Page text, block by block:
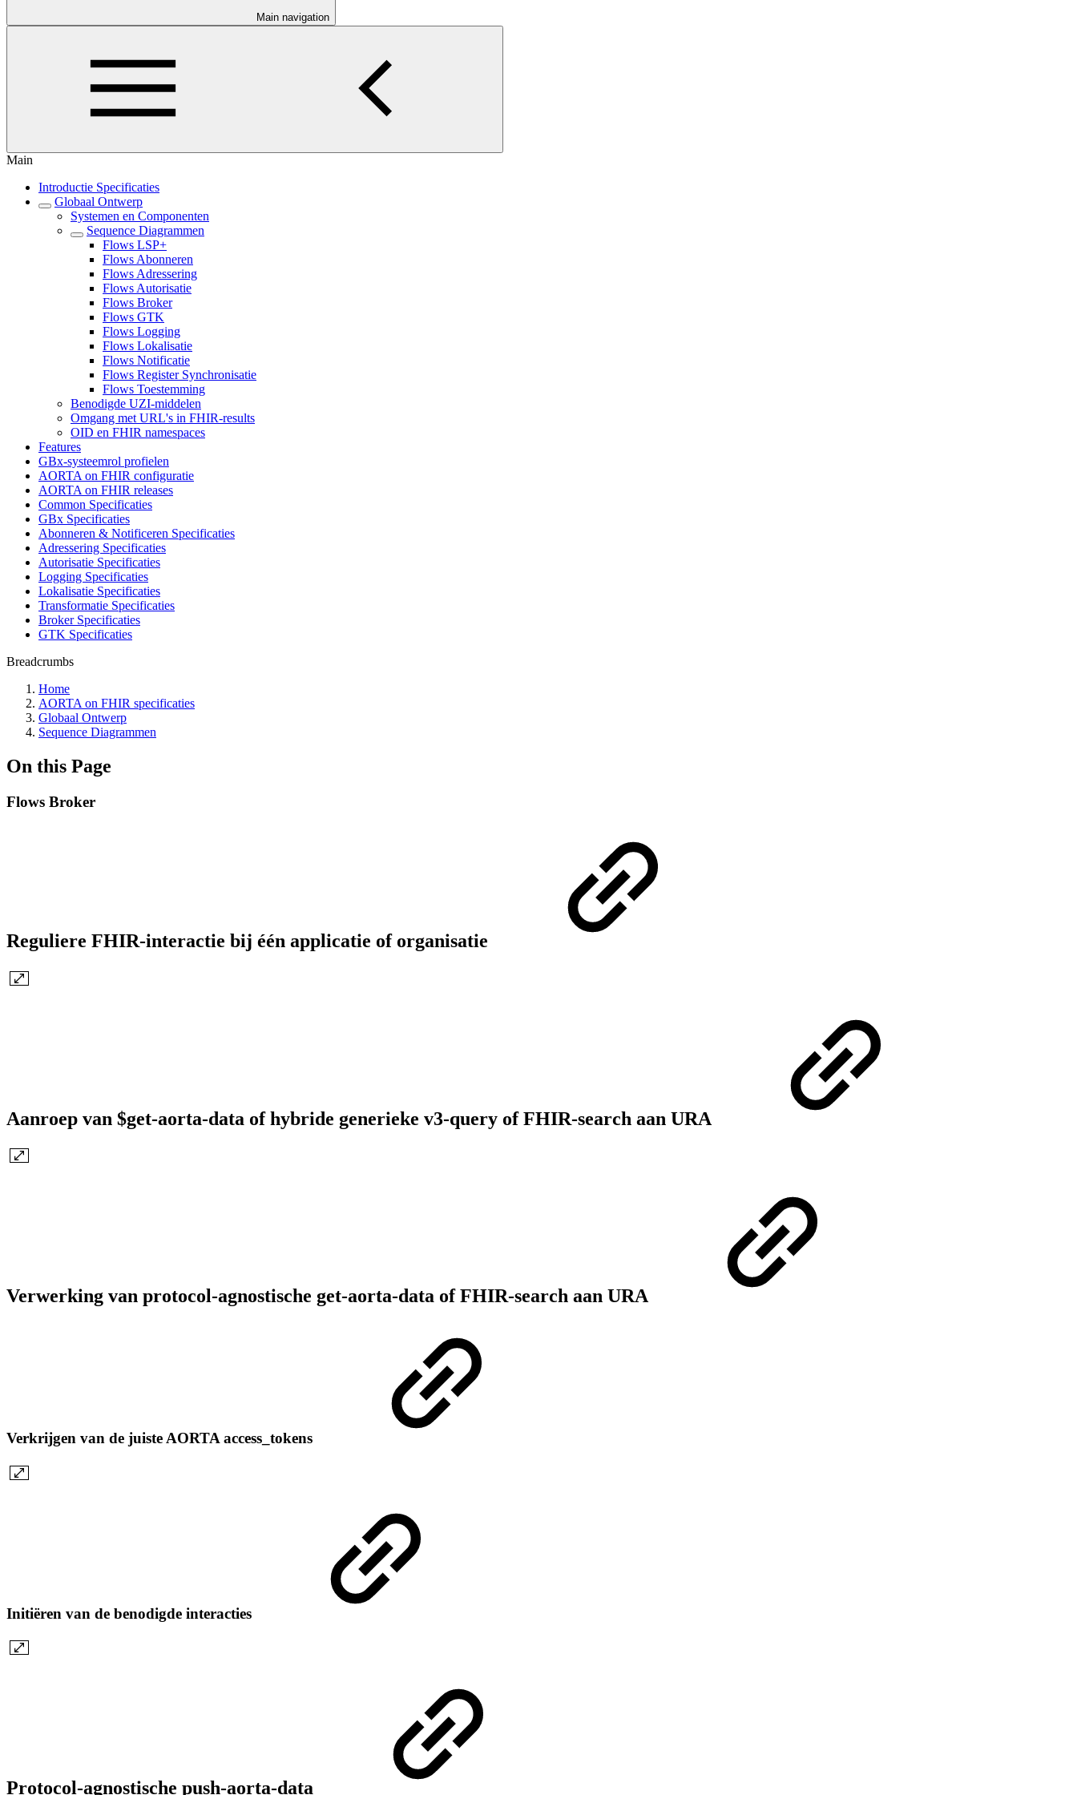
Main navigation
Main
Introductie Specificaties
Globaal Ontwerp
Systemen en Componenten
Sequence Diagrammen
Flows LSP+
Flows Abonneren
Flows Adressering
Flows Autorisatie
Flows Broker
Flows GTK
Flows Logging
Flows Lokalisatie
Flows Notificatie
Flows Register Synchronisatie
Flows Toestemming
Benodigde UZI-middelen
Omgang met URL's in FHIR-results
OID en FHIR namespaces
Features
GBx-systeemrol profielen
AORTA on FHIR configuratie
AORTA on FHIR releases
Common Specificaties
GBx Specificaties
Abonneren & Notificeren Specificaties
Adressering Specificaties
Autorisatie Specificaties
Logging Specificaties
Lokalisatie Specificaties
Transformatie Specificaties
Broker Specificaties
GTK Specificaties
Breadcrumbs
Home
AORTA on FHIR specificaties
Globaal Ontwerp
Sequence Diagrammen
On this Page
Flows Broker
Reguliere FHIR-interactie bij één applicatie of organisatie
Aanroep van $get-aorta-data of hybride generieke v3-query of FHIR-search aan URA
Verwerking van protocol-agnostische get-aorta-data of FHIR-search aan URA
Verkrijgen van de juiste AORTA access_tokens
Initiëren van de benodigde interacties
Protocol-agnostische push-aorta-data